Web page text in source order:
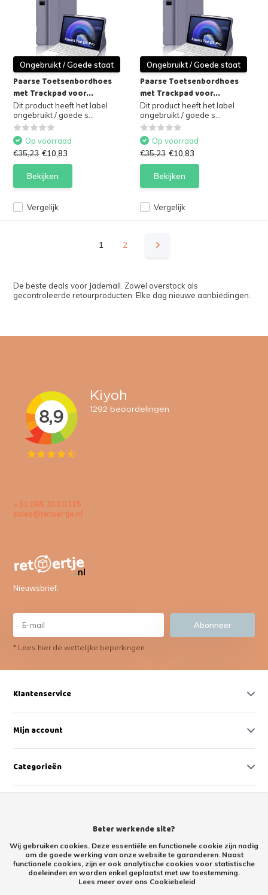
Ongebruikt / Goede staat
Paarse Toetsenbordhoes
met Trackpad voor...
Dit product heeft het label
ongebruikt / goede s...
Vergelijk
Op voorraad
€35,23 €10,83
Bekijken
Ongebruikt / Goede staat
Paarse Toetsenbordhoes
met Trackpad voor...
Dit product heeft het label
ongebruikt / goede s...
Vergelijk
Op voorraad
€35,23 €10,83
Bekijken
1 2
De beste deals voor Jademall. Zowel overstock als
gecontroleerde retourproducten. Elke dag nieuwe aanbiedingen.
+31 085 303 0315
sales@retoertje.nl
Nieuwsbrief:
Abonneer
* Lees hier de wettelijke beperkingen
Klantenservice
Mijn account
Categorieën
Beter werkende site?
Wij gebruiken cookies. Deze essentiële en functionele cookie zijn nodig
om de goede werking van onze website te garanderen. Naast
functionele cookies, zijn er ook analytische cookies voor statistische
doeleinden en worden enkel geplaatst met uw toestemming.
Lees meer over ons Cookiebeleid